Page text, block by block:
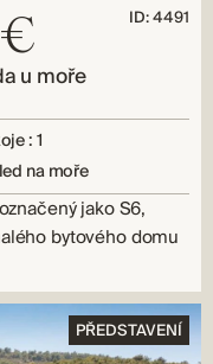
ID: 4491
u moře
: 1
na moře
jako S6,
bytového domu
PŘEDSTAVENÍ